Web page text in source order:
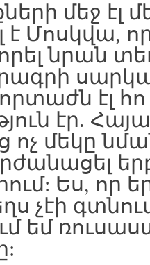
մեջ էլ
Մոսկվա,
նրան
էլ հո
էր.
ոչ մեկը
Ես, որ
չէի
եմ